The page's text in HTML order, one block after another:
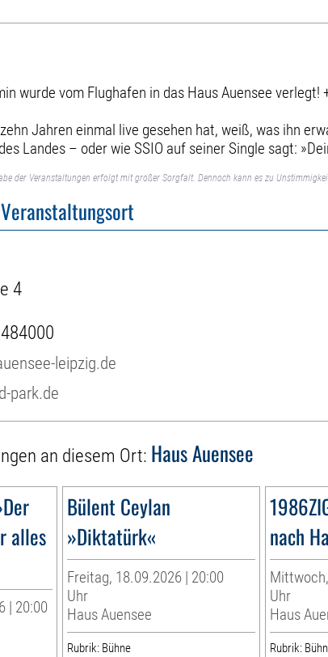
wurde vom Flughafen in das Haus Auensee verlegt!
Jahren einmal live gesehen hat, weiß, was ihn
Landes – oder wie SSIO auf seiner Single sagt:
der Veranstaltungen erfolgt mit großer Sorgfalt. Dennoch kann es zu
4
leipzig.de
park.de
an diesem Ort: Haus Auensee
alles
| 20:00
Bülent Ceylan
»Diktatürk«
Freitag, 18.09.2026 | 20:00
Uhr
Haus Auensee
Rubrik: Bühne
nach
Uhr
Haus
Rubrik: